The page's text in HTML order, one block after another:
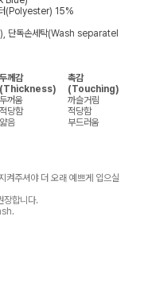
(Polyester) 15%
단독손세탁(Wash separatel
두께감
(Thickness)
촉감
(Touching)
두꺼움
까슬거림
적당함
적당함
얇음
부드러움
켜주셔야 더 오래 예쁘게 입으실
장합니다.